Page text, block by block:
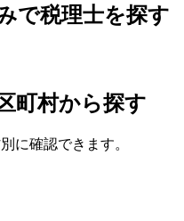
で税理士を探す
町村から探す
に確認できます。